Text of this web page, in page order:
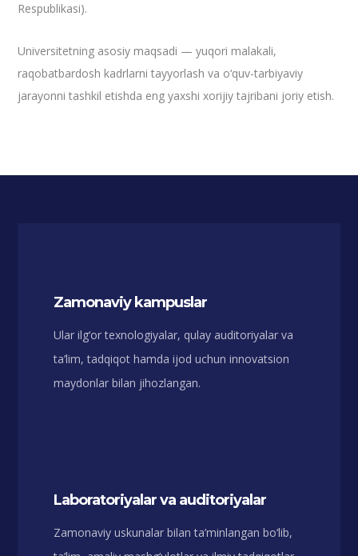
Respublikasi).
Universitetning asosiy maqsadi — yuqori malakali,
raqobatbardosh kadrlarni tayyorlash va o‘quv-tarbiyaviy
jarayonni tashkil etishda eng yaxshi xorijiy tajribani joriy etish.
Zamonaviy kampuslar
Ular ilg‘or texnologiyalar, qulay auditoriyalar va
ta’lim, tadqiqot hamda ijod uchun innovatsion
maydonlar bilan jihozlangan.
Laboratoriyalar va auditoriyalar
Zamonaviy uskunalar bilan ta’minlangan bo‘lib,